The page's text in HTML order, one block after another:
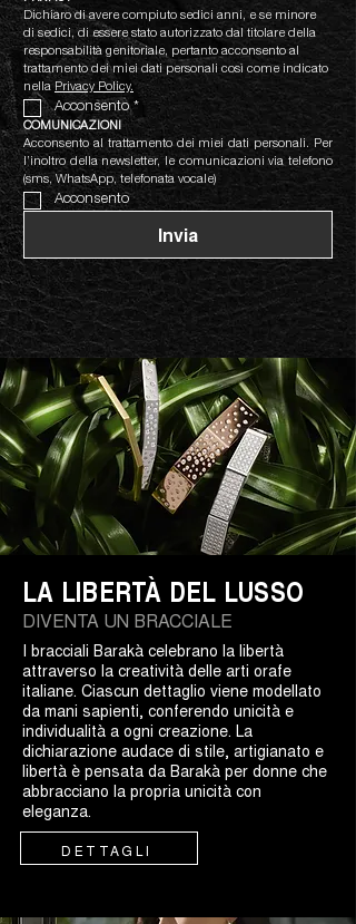
Dichiaro di avere compiuto sedici anni, e se minore
di sedici, di essere stato autorizzato dal titolare della
responsabilità genitoriale, pertanto acconsento al
trattamento dei miei dati personali così come indicato
nella Privacy Policy.
Acconsento *
COMUNICAZIONI
Acconsento al trattamento dei miei dati personali. Per
l’inoltro della newsletter, le comunicazioni via telefono
(sms, WhatsApp, telefonata vocale)
Acconsento
Invia
LA LIBERTÀ DEL LUSSO
DIVENTA UN BRACCIALE
I bracciali Barakà celebrano la libertà
attraverso la creatività delle arti orafe
italiane. Ciascun dettaglio viene modellato
da mani sapienti, conferendo unicità e
individualità a ogni creazione. La
dichiarazione audace di stile, artigianato e
libertà è pensata da Barakà per donne che
abbracciano la propria unicità con
eleganza.
DETTAGLI